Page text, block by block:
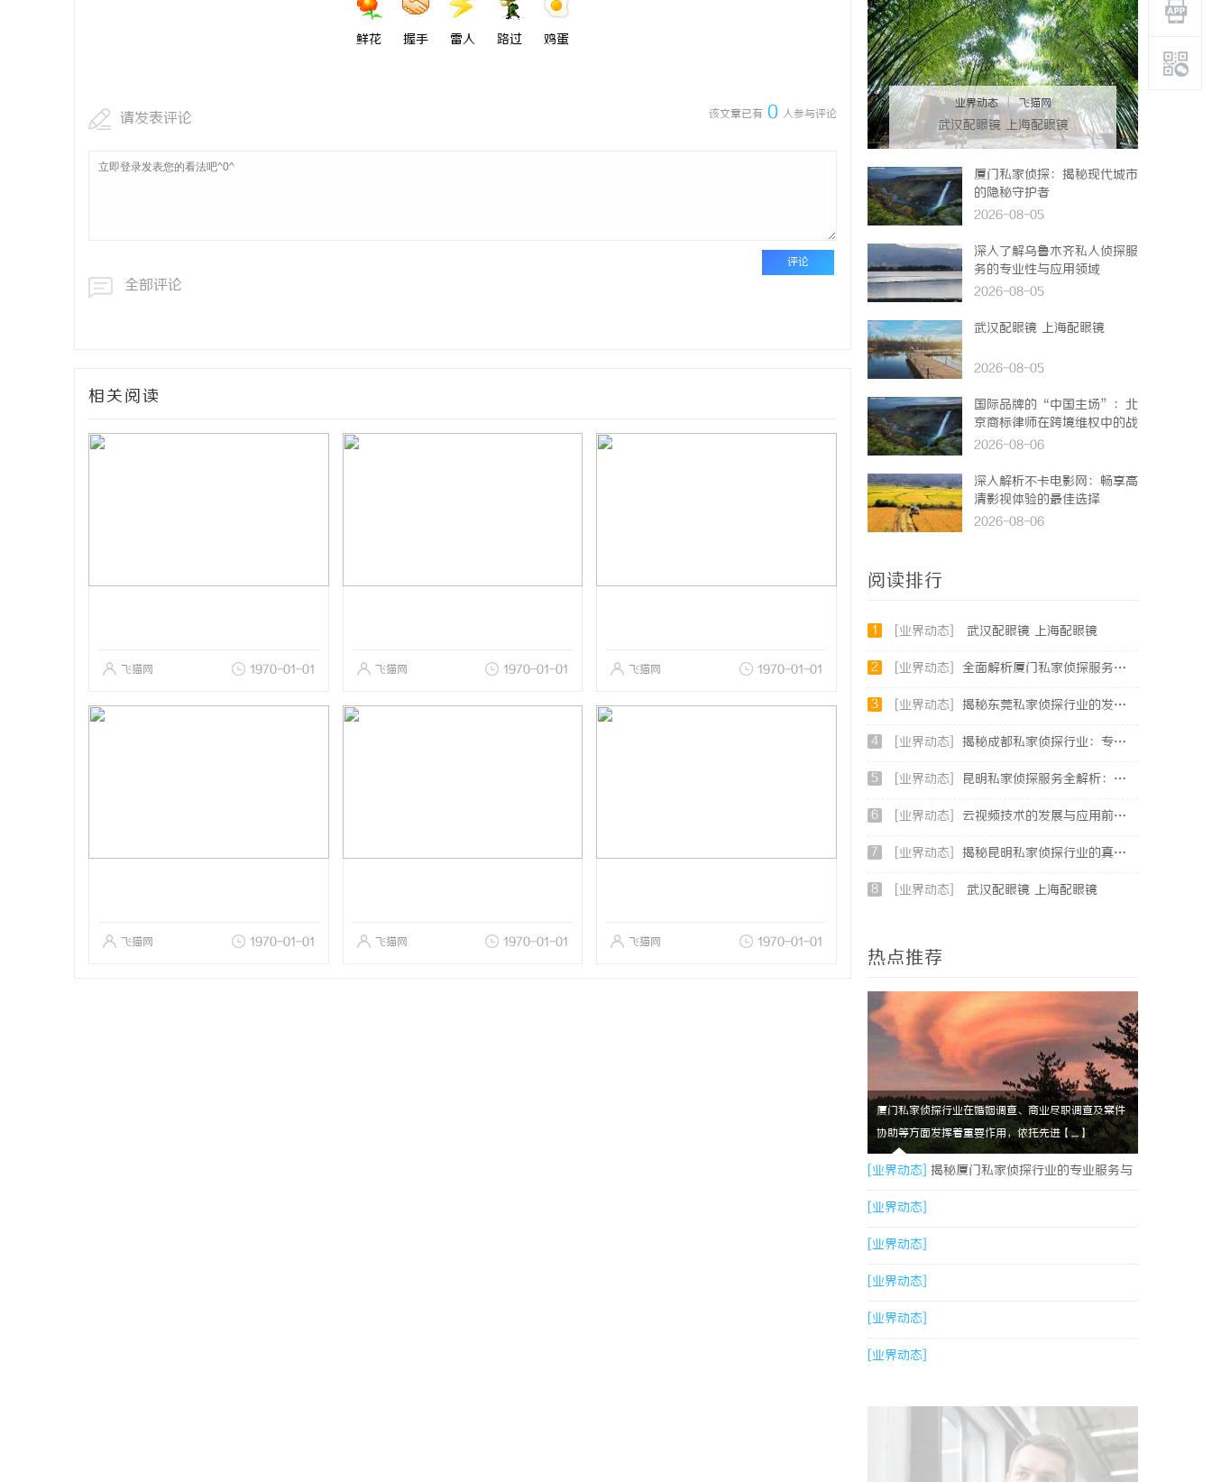
鲜花 握手 雷人 路过 鸡蛋
该文章已有 0 人参与评论
请发表评论
评论
全部评论
相关阅读
飞猫网 1970-01-01 飞猫网 1970-01-01 飞猫网 1970-01-01
飞猫网 1970-01-01 飞猫网 1970-01-01 飞猫网 1970-01-01
业界动态 | 飞猫网
武汉配眼镜 上海配眼镜
厦门私家侦探：揭秘现代城市
的隐秘守护者
2026-08-05
深入了解乌鲁木齐私人侦探服
务的专业性与应用领域
2026-08-05
武汉配眼镜 上海配眼镜
2026-08-05
国际品牌的“中国主场”：北
京商标律师在跨境维权中的战
略支点
2026-08-06
深入解析不卡电影网：畅享高
清影视体验的最佳选择
2026-08-06
阅读排行
1 [业界动态] 武汉配眼镜 上海配眼镜
2 [业界动态] 全面解析厦门私家侦探服务的专业性与应用场景
3 [业界动态] 揭秘东莞私家侦探行业的发展与服务价值
4 [业界动态] 揭秘成都私家侦探行业：专业服务与法律边界解析
5 [业界动态] 昆明私家侦探服务全解析：专业侦查助您解决疑难问题
6 [业界动态] 云视频技术的发展与应用前景全方位解析
7 [业界动态] 揭秘昆明私家侦探行业的真实面貌与服务价值
8 [业界动态] 武汉配眼镜 上海配眼镜
热点推荐
厦门私家侦探行业在婚姻调查、商业尽职调查及案件
协助等方面发挥着重要作用，依托先进【....】
[业界动态] 揭秘厦门私家侦探行业的专业服务与
发展趋势
[业界动态]
[业界动态]
[业界动态]
[业界动态]
[业界动态]